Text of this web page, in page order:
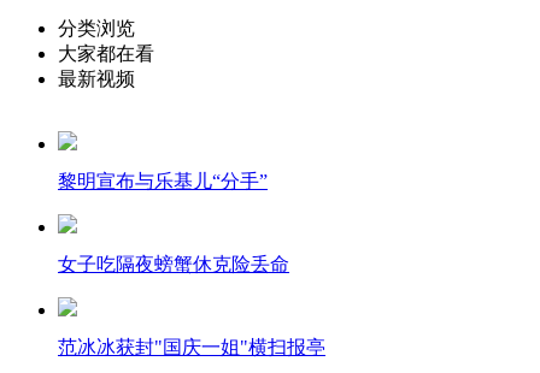
分类浏览
大家都在看
最新视频
黎明宣布与乐基儿“分手”
女子吃隔夜螃蟹休克险丢命
范冰冰获封"国庆一姐"横扫报亭